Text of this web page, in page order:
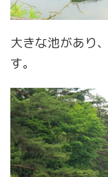
大きな池があり
す。